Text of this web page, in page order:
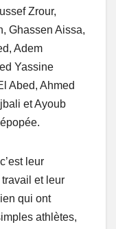
Zrour,
Ghassen Aissa,
Adem
Yassine
Abed, Ahmed
et Ayoub
leur
et leur
qui ont
athlètes,